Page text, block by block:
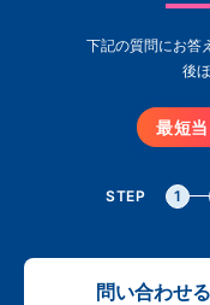
下記の質問にお答
後
最短
STEP 1
問い合わせ